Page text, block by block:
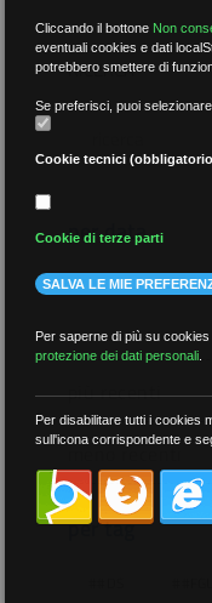
RICERCA
per data
più recenti
meno recenti
per tag
Cliccando il bottone Non
eventuali cookies e dati
potrebbero smettere di
Se preferisci, puoi
Cookie tecnici
Cookie di terze parti
SALVA LE MIE
Per saperne di più su
protezione dei dati personali
Per disabilitare tutti i cookies
sull'icona corrispondente e